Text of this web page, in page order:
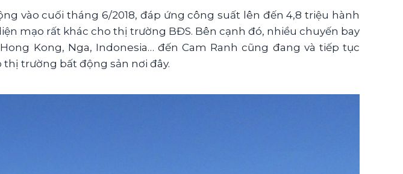
vào cuối tháng 6/2018, đáp ứng công suất lên đến 4,8 triệu hành
mạo rất khác cho thị trường BĐS. Bên cạnh đó, nhiều chuyến bay
Kong, Nga, Indonesia… đến Cam Ranh cũng đang và tiếp tục
trường bất động sản nơi đây.